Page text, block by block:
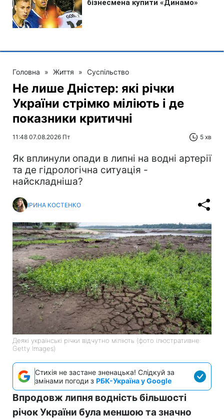
Головна » Життя » Суспільство
Не лише Дністер: які річки
України стрімко міліють і де
показники критичні
11:48 07.08.2026 Пт 5 хв
Як вплинули опади в липні на водні артерії
та де гідрологічна ситуація -
найскладніша?
ІРИНА КОСТЕНКО
Деякі українські річки відчутно міліють (фото ілюстративне:
Getty Images)
Стихія не застане зненацька! Слідкуй за
змінами погоди з РБК-Україна у Google
Впродовж липня водність більшості
річок України була меншою та значно